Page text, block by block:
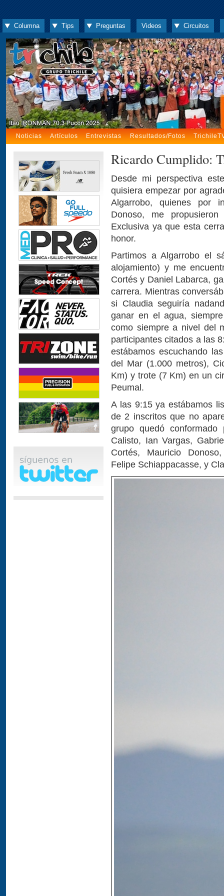
Columna Tips Preguntas Videos Circuitos
Noticias Artículos Entrevistas Resultados/Fotos
Ricardo Cumplido:
Desde mi perspectiva
quisiera empezar por
Algarrobo, quienes por
Donoso, me
Exclusiva ya que esta
honor.
Partimos a Algarrobo el
alojamiento) y me
Cortés y Daniel Labarca,
carrera. Mientras
si Claudia seguiría
ganar en el agua,
como siempre a nivel del
participantes citados a las
estábamos escuchando
del Mar (1.000 metros),
Km) y trote (7 Km) en un
Peumal.
A las 9:15 ya estábamos
de 2 inscritos que no
grupo quedó
Calisto, Ian Vargas,
Cortés, Mauricio
Felipe Schiappacasse, y